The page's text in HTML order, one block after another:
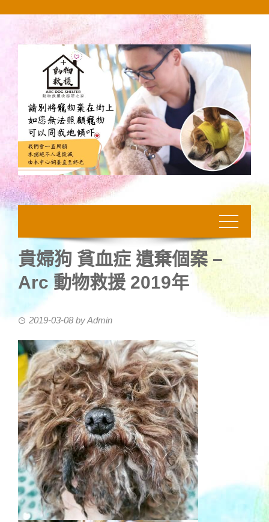
貴婦狗 貧血症 遺棄個案 –
Arc 動物救援 2019年
2019-03-08 byAdmin